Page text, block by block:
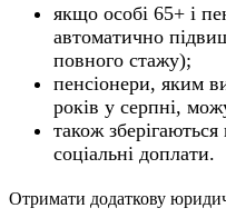
якщо особі 65+ і
автоматично
повного стажу);
пенсіонери, яким
років у серпні,
також
соціальні доплати.
Отримати додаткову